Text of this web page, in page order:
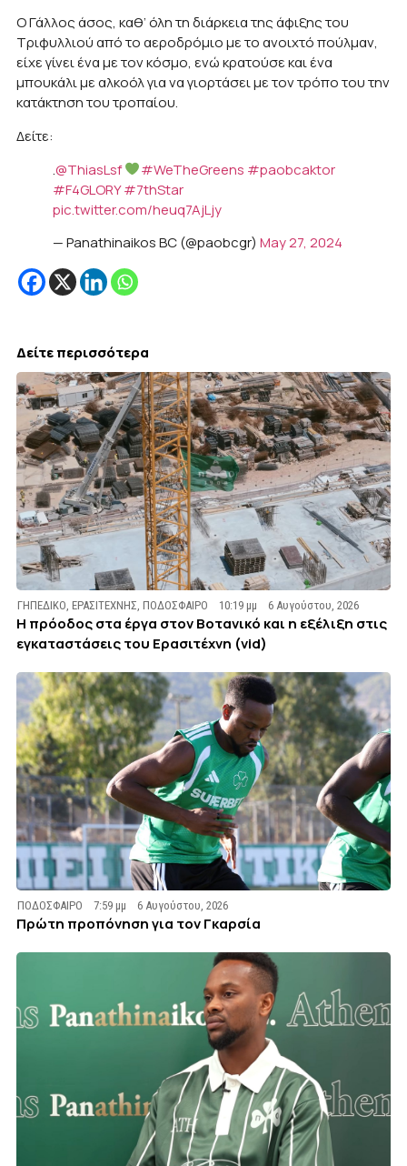
Ο Γάλλος άσος, καθ’ όλη τη διάρκεια της άφιξης του
Τριφυλλιού από το αεροδρόμιο με το ανοιχτό πούλμαν,
είχε γίνει ένα με τον κόσμο, ενώ κρατούσε και ένα
μπουκάλι με αλκοόλ για να γιορτάσει με τον τρόπο του την
κατάκτηση του τροπαίου.
Δείτε:
.@ThiasLsf #WeTheGreens #paobcaktor
#F4GLORY#7thStar
pic.twitter.com/heuq7AjLjy
— Panathinaikos BC (@paobcgr)May 27, 2024
Δείτε περισσότερα
ΓΗΠΕΔΙΚΟ ,ΕΡΑΣΙΤΕΧΝΗΣ ,ΠΟΔΟΣΦΑΙΡΟ 10:19 μμ 6 Αυγούστου, 2026
Η πρόοδος στα έργα στον Βοτανικό και η εξέλιξη στις
εγκαταστάσεις του Ερασιτέχνη (vid)
ΠΟΔΟΣΦΑΙΡΟ 7:59 μμ 6 Αυγούστου, 2026
Πρώτη προπόνηση για τον Γκαρσία